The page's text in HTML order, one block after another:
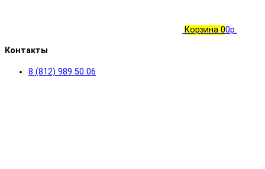
Корзина 00р.
Контакты
8 (812) 989 50 06